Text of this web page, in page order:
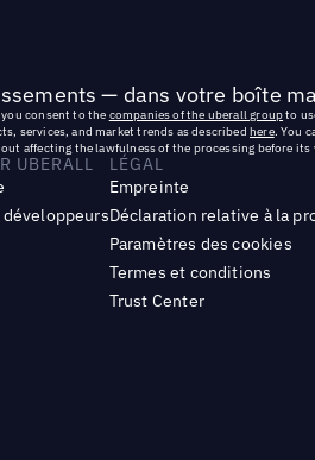
— dans votre boîte
consent to the companies of the uberall groupto
services, and market trends as described here. You
affecting the lawfulness of the processing before
UBERALL
développeurs
LÉGAL
Empreinte
Déclaration relative à la
Paramètres des cookies
Termes et conditions
Trust Center